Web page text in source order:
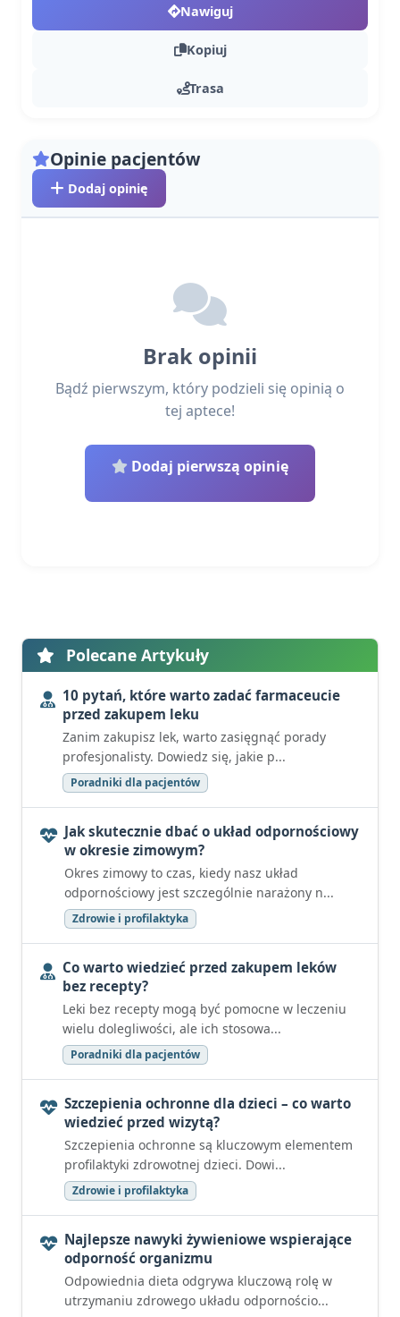
Nawiguj
Kopiuj
Trasa
Opinie pacjentów
Dodaj opinię
Brak opinii
Bądź pierwszym, który podzieli się opinią o
tej aptece!
Dodaj pierwszą opinię
Polecane Artykuły
10 pytań, które warto zadać farmaceucie
przed zakupem leku
Zanim zakupisz lek, warto zasięgnąć porady
profesjonalisty. Dowiedz się, jakie p...
Poradniki dla pacjentów
Jak skutecznie dbać o układ odpornościowy
w okresie zimowym?
Okres zimowy to czas, kiedy nasz układ
odpornościowy jest szczególnie narażony n...
Zdrowie i profilaktyka
Co warto wiedzieć przed zakupem leków
bez recepty?
Leki bez recepty mogą być pomocne w leczeniu
wielu dolegliwości, ale ich stosowa...
Poradniki dla pacjentów
Szczepienia ochronne dla dzieci – co warto
wiedzieć przed wizytą?
Szczepienia ochronne są kluczowym elementem
profilaktyki zdrowotnej dzieci. Dowi...
Zdrowie i profilaktyka
Najlepsze nawyki żywieniowe wspierające
odporność organizmu
Odpowiednia dieta odgrywa kluczową rolę w
utrzymaniu zdrowego układu odpornościo...